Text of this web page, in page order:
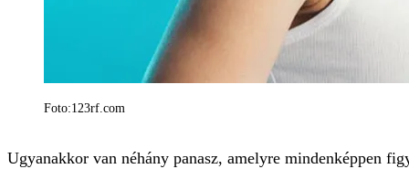
Foto:123rf.com
Ugyanakkor van néhány panasz, amelyre mindenképpen